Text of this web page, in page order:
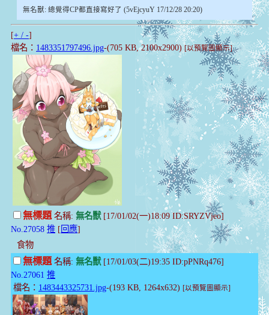
無名獸: 總覺得CP都直接寫好了 (5vEjcyuY 17/12/28 20:20)
[+ / -]
檔名： 1483351797496.jpg-(705 KB, 2100x2900)[以預覽圖顯示]
無標題名稱: 無名獸[17/01/02(一)18:09 ID:SRYZVjeo]
No.27058 推 [ 回應]
食物
無標題名稱: 無名獸[17/01/03(二)19:35 ID:pPNRq476]
No.27061 推
檔名： 1483443325731.jpg-(193 KB, 1264x632) [以預覽圖顯示]